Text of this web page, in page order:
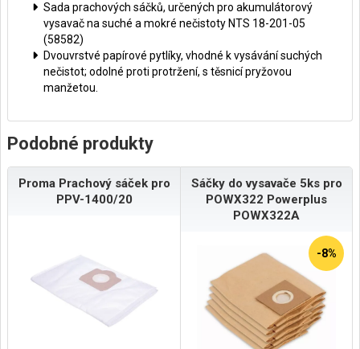
Sada prachových sáčků, určených pro akumulátorový
vysavač na suché a mokré nečistoty NTS 18-201-05
(58582)
Dvouvrstvé papírové pytlíky, vhodné k vysávání suchých
nečistot; odolné proti protržení, s těsnicí pryžovou
manžetou.
Podobné produkty
Proma Prachový sáček pro
PPV-1400/20
Sáčky do vysavače 5ks pro
POWX322 Powerplus
POWX322A
-8%